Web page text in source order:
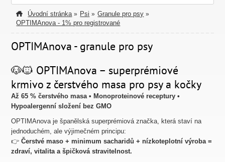
Úvodní stránka » Psi » Granule pro psy »
OPTIMAnova - 1% pro registrované
OPTIMAnova - granule pro psy
🐶🐱 OPTIMAnova – superprémiové
krmivo z čerstvého masa pro psy a kočky
Až 65 % čerstvého masa • Monoproteinové receptury •
Hypoalergenní složení bez GMO
OPTIMAnova je španělská superprémiová značka, která staví na
jednoduchém, ale výjimečném principu:
👉Čerstvé maso + minimum sacharidů + nízkoteplotní výroba =
zdraví, vitalita a špičková stravitelnost.